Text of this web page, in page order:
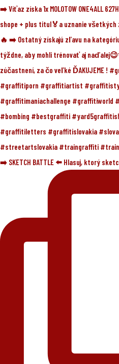
➡️ SKETCH BATTLE ⬅️ Hlasuj, ktorý sketc